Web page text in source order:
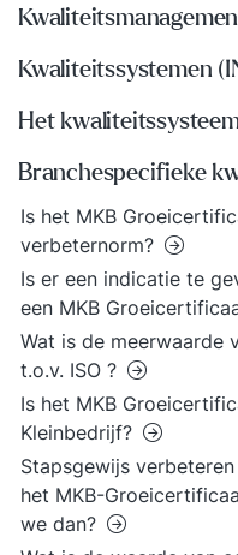
Kwaliteitssystemen
Het
Branchespecifieke
Is het MKB
verbeternorm?
Is er een indicatie te
een MKB
Wat is de meerwaarde
t.o.v. ISO ?
Is het MKB
Kleinbedrijf?
Stapsgewijs
het MKB-
we dan?